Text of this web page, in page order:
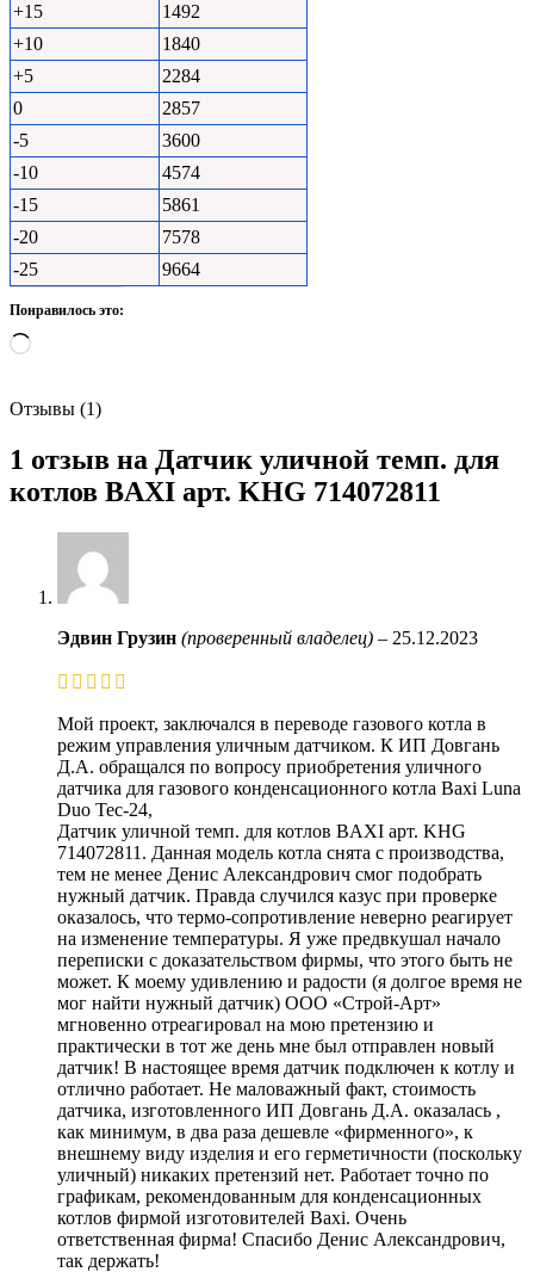
+15
1492
+10
1840
+5
2284
0
2857
-5
3600
-10
4574
-15
5861
-20
7578
-25
9664
Понравилось это:
Загрузка…
Отзывы (1)
1 отзыв на Датчик уличной темп. для
котлов BAXI арт. KHG 714072811
Эдвин Грузин (проверенный владелец) – 25.12.2023
Мой проект, заключался в переводе газового котла в
режим управления уличным датчиком. К ИП Довгань
Д.А. обращался по вопросу приобретения уличного
датчика для газового конденсационного котла Baxi Luna
Duo Tec-24,
Датчик уличной темп. для котлов BAXI арт. KHG
714072811. Данная модель котла снята с производства,
тем не менее Денис Александрович смог подобрать
нужный датчик. Правда случился казус при проверке
оказалось, что термо-сопротивление неверно реагирует
на изменение температуры. Я уже предвкушал начало
переписки с доказательством фирмы, что этого быть не
может. К моему удивлению и радости (я долгое время не
мог найти нужный датчик) ООО «Строй-Арт»
мгновенно отреагировал на мою претензию и
практически в тот же день мне был отправлен новый
датчик! В настоящее время датчик подключен к котлу и
отлично работает. Не маловажный факт, стоимость
датчика, изготовленного ИП Довгань Д.А. оказалась ,
как минимум, в два раза дешевле «фирменного», к
внешнему виду изделия и его герметичности (поскольку
уличный) никаких претензий нет. Работает точно по
графикам, рекомендованным для конденсационных
котлов фирмой изготовителей Baxi. Очень
ответственная фирма! Спасибо Денис Александрович,
так держать!